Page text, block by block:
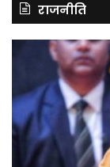
राजनीति